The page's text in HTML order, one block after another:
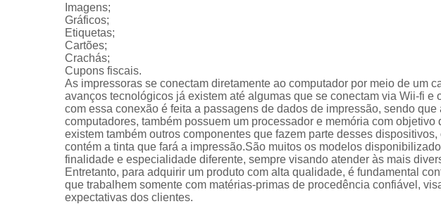
Imagens;
Gráficos;
Etiquetas;
Cartões;
Crachás;
Cupons fiscais.
As impressoras se conectam diretamente ao computador por meio de um
avanços tecnológicos já existem até algumas que se conectam via Wii-fi e
com essa conexão é feita a passagens de dados de impressão, sendo que
computadores, também possuem um processador e memória com
existem também outros componentes que fazem parte desses
contém a tinta que fará a impressão.São muitos os modelos
finalidade e especialidade diferente, sempre visando atender às mais
Entretanto, para adquirir um produto com alta qualidade, é fundamental
que trabalhem somente com matérias-primas de procedência confiável,
expectativas dos clientes.